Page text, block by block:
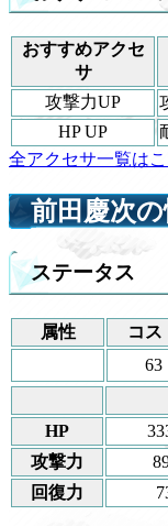
おすすめアクセ
サ
攻撃力UP
HP UP
全アクセサ一覧は
前田慶次
ステータス
属性 コス
63
HP
攻撃力
回復力